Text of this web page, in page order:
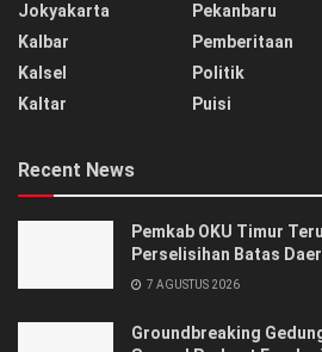
Jokyakarta
Kalbar
Kalsel
Kaltar
Pekanbaru
Pemberitaan
Politik
Puisi
Recent News
Pemkab OKU Timur
Perselisihan Batas
7 AGUSTUS 2026
Groundbreaking